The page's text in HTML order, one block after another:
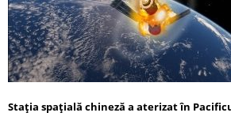
Stația spațială chineză a aterizat în